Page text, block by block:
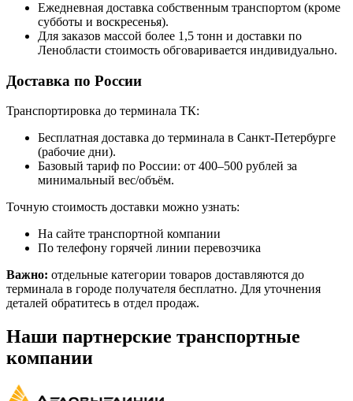
Ежедневная доставка собственным транспортом (кроме
субботы и воскресенья).
Для заказов массой более 1,5 тонн и доставки по
Ленобласти стоимость обговаривается индивидуально.
Доставка по России
Транспортировка до терминала ТК:
Бесплатная доставка до терминала в Санкт-Петербурге
(рабочие дни).
Базовый тариф по России: от 400–500 рублей за
минимальный вес/объём.
Точную стоимость доставки можно узнать:
На сайте транспортной компании
По телефону горячей линии перевозчика
Важно: отдельные категории товаров доставляются до
терминала в городе получателя бесплатно. Для уточнения
деталей обратитесь в отдел продаж.
Наши партнерские транспортные
компании